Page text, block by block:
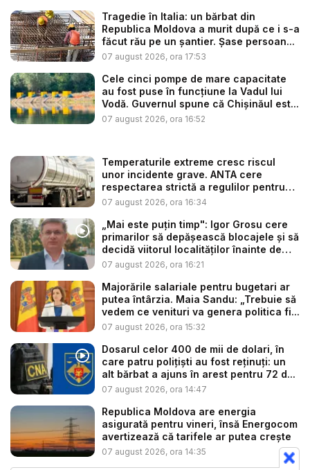
Tragedie în Italia: un bărbat din
Republica Moldova a murit după ce i s-a
făcut rău pe un șantier. Șase persoan...
07 august 2026, ora 17:53
Cele cinci pompe de mare capacitate
au fost puse în funcțiune la Vadul lui
Vodă. Guvernul spune că Chișinăul est...
07 august 2026, ora 16:52
Temperaturile extreme cresc riscul
unor incidente grave. ANTA cere
respectarea strictă a regulilor pentru
tr...
07 august 2026, ora 16:34
„Mai este puțin timp": Igor Grosu cere
primarilor să depășească blocajele și să
decidă viitorul localităților înainte de
ex...
07 august 2026, ora 16:21
Majorările salariale pentru bugetari ar
putea întârzia. Maia Sandu: „Trebuie să
vedem ce venituri va genera politica fi...
07 august 2026, ora 15:32
Dosarul celor 400 de mii de dolari, în
care patru polițiști au fost reținuți: un
alt bărbat a ajuns în arest pentru 72 d...
07 august 2026, ora 14:47
Republica Moldova are energia
asigurată pentru vineri, însă Energocom
avertizează că tarifele ar putea crește
07 august 2026, ora 14:35